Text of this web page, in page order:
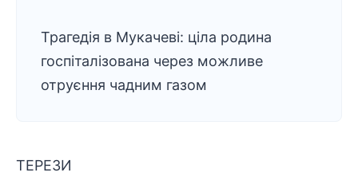
Трагедія в Мукачеві: ціла родина
госпіталізована через можливе
отруєння чадним газом
ТЕРЕЗИ